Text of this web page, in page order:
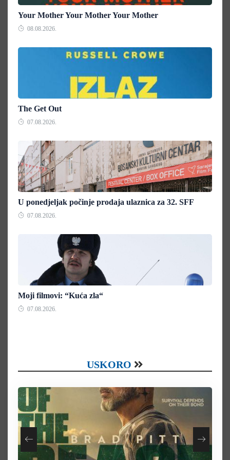
Your Mother Your Mother Your Mother
08.08.2026.
The Get Out
07.08.2026.
U ponedjeljak počinje prodaja ulaznica za 32. SFF
07.08.2026.
Moji filmovi: “Kuća zla“
07.08.2026.
USKORO